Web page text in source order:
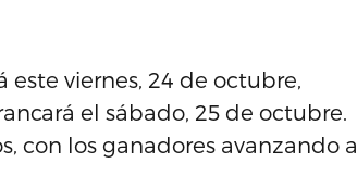
este viernes, 24 de octubre,
el sábado, 25 de octubre.
con los ganadores avanzando a